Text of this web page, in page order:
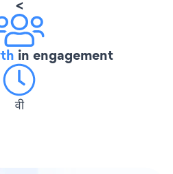
<
in engagement
वी